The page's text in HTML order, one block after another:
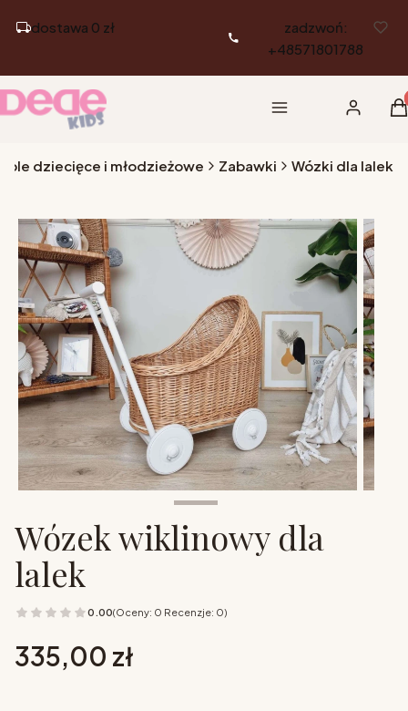
dostawa 0 zł
zadzwoń:
+48571801788
Menu Zaloguj się
dziecięce i młodzieżowe Zabawki Wózki dla lalek
Wózek wiklinowy dla
lalek
0.00(Oceny: 0 Recenzje: 0)
Cena
335,00 zł